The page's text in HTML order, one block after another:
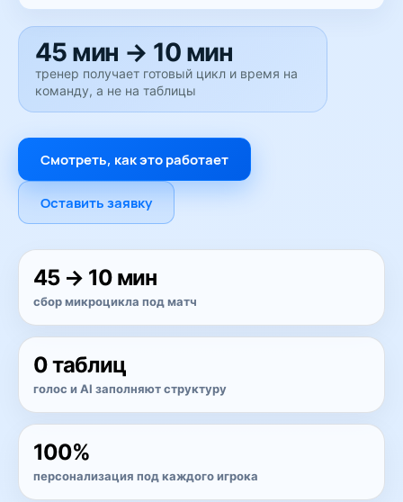
45 мин → 10 мин
тренер получает готовый цикл и время на
команду, а не на таблицы
Смотреть, как это работает
Оставить заявку
45 → 10 мин
сбор микроцикла под матч
0 таблиц
голос и AI заполняют структуру
100%
персонализация под каждого игрока